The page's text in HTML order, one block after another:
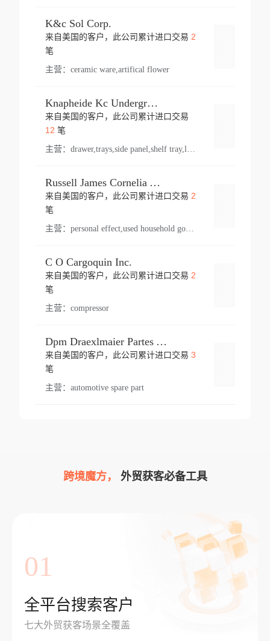
K&c Sol Corp.
来自美国的客户，此公司累计进口交易 2
笔
主营： ceramic ware,artifical flower
Knapheide Kc Underground
来自美国的客户，此公司累计进口交易
12 笔
主营：
Russell James Cornelia Arlington Va
来自美国的客户，此公司累计进口交易 2
笔
主营： personal effect,used household goods
C O Cargoquin Inc.
来自美国的客户，此公司累计进口交易 2
笔
主营： compressor
Dpm Draexlmaier Partes Automotrices Corr Ind Huejotzingo
来自美国的客户，此公司累计进口交易 3
笔
主营： automotive spare part
跨境魔方， 外贸获客必备工具
01
全平台搜索客户
七大外贸获客场景全覆盖